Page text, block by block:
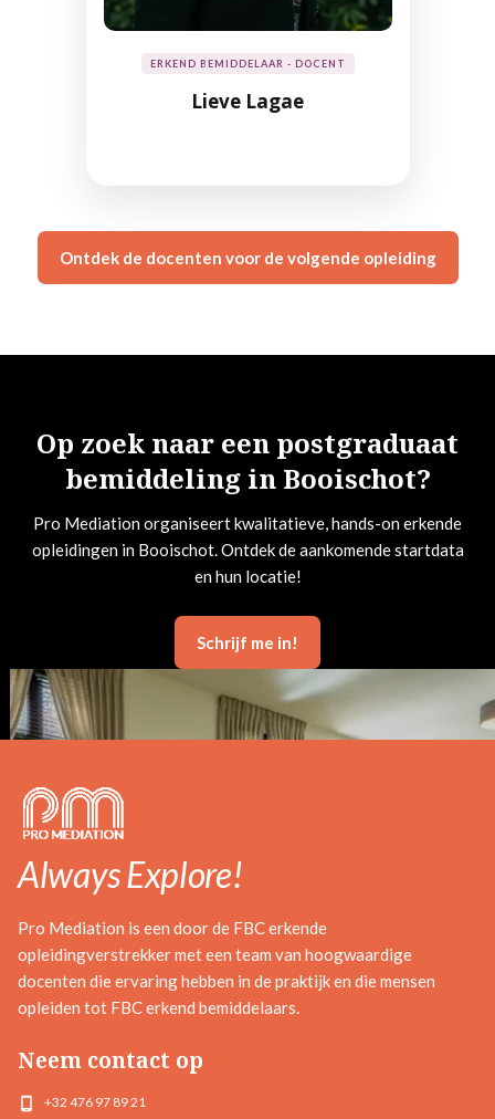
ERKEND BEMIDDELAAR - DOCENT
Lieve Lagae
Ontdek de docenten voor de volgende opleiding
Op zoek naar een postgraduaat
bemiddeling in Booischot?
Pro Mediation organiseert kwalitatieve, hands-on erkende
opleidingen in Booischot. Ontdek de aankomende startdata
en hun locatie!
Schrijf me in!
Always Explore!
Pro Mediation is een door de FBC erkende
opleidingverstrekker met een team van hoogwaardige
docenten die ervaring hebben in de praktijk en die mensen
opleiden tot FBC erkend bemiddelaars.
Neem contact op
+32 476 97 89 21